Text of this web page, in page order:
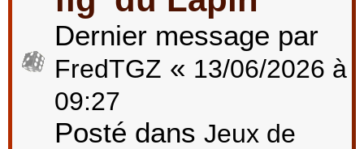
Dernier message par
FredTGZ « 13/06/2026 à
09:27
Posté dans Jeux de